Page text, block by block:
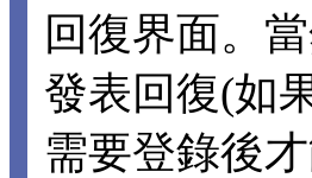
回復界面。
發表回復(如
需要登錄後才